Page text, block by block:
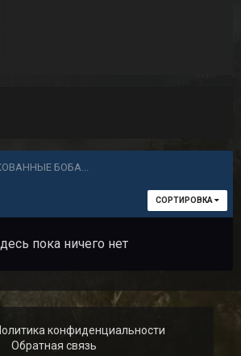
БОБА...
СОРТИРОВКА
пока ничего нет
конфиденциальности
Обратная связь